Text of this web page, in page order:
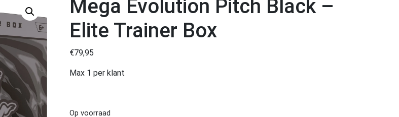
Mega Evolution Pitch Black –
Elite Trainer Box
€79,95
Max 1 per klant
Op voorraad